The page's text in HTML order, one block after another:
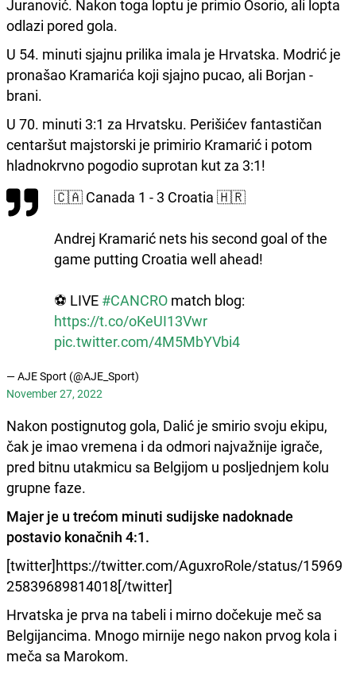
Juranović. Nakon toga loptu je primio Osorio, ali lopta
odlazi pored gola.
U 54. minuti sjajnu prilika imala je Hrvatska. Modrić je
pronašao Kramarića koji sjajno pucao, ali Borjan -
brani.
U 70. minuti 3:1 za Hrvatsku. Perišićev fantastičan
centaršut majstorski je primirio Kramarić i potom
hladnokrvno pogodio suprotan kut za 3:1!
🇨🇦 Canada 1 - 3 Croatia 🇭🇷
Andrej Kramarić nets his second goal of the
game putting Croatia well ahead!
⚽ LIVE #CANCRO match blog:
https://t.co/oKeUI13Vwr
pic.twitter.com/4M5MbYVbi4
— AJE Sport (@AJE_Sport)
November 27, 2022
Nakon postignutog gola, Dalić je smirio svoju ekipu,
čak je imao vremena i da odmori najvažnije igrače,
pred bitnu utakmicu sa Belgijom u posljednjem kolu
grupne faze.
Majer je u trećom minuti sudijske nadoknade
postavio konačnih 4:1.
[twitter]https://twitter.com/AguxroRole/status/15969
25839689814018[/twitter]
Hrvatska je prva na tabeli i mirno dočekuje meč sa
Belgijancima. Mnogo mirnije nego nakon prvog kola i
meča sa Marokom.